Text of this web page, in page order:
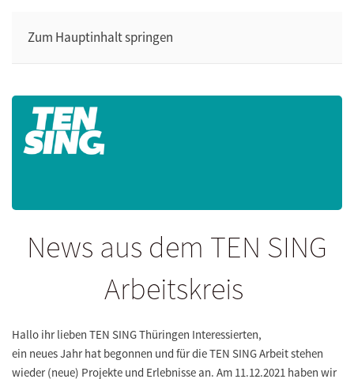
Zum Hauptinhalt springen
News aus dem TEN SING
Arbeitskreis
Hallo ihr lieben TEN SING Thüringen Interessierten,
ein neues Jahr hat begonnen und für die TEN SING Arbeit stehen
wieder (neue) Projekte und Erlebnisse an. Am 11.12.2021 haben wir